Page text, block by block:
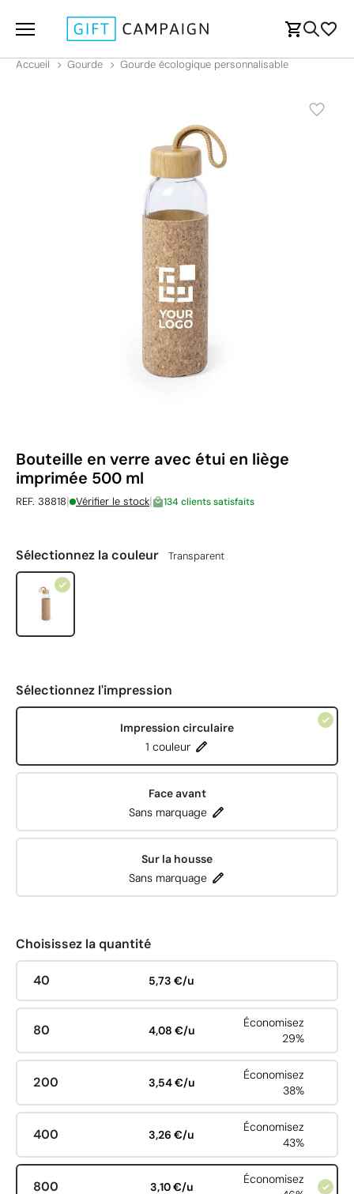
Accueil Gourde Gourde écologique personnalisable
Bouteille en verre avec étui en liège
imprimée 500 ml
REF. 38818| Vérifier le stock| 134 clients satisfaits
Sélectionnez la couleur Transparent
Sélectionnez l'impression
Impression circulaire
1 couleur
Face avant
Sans marquage
Sur la housse
Sans marquage
Choisissez la quantité
40 5,73 €/u
80 4,08 €/u
Économisez
29%
200 3,54 €/u
Économisez
38%
400 3,26 €/u
Économisez
43%
800 3,10 €/u
Économisez